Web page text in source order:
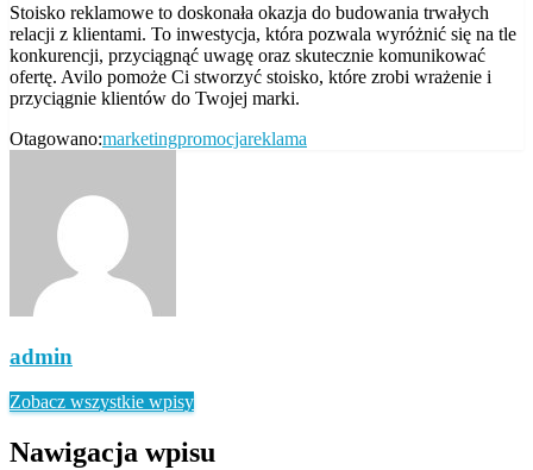
Stoisko reklamowe to doskonała okazja do budowania trwałych
relacji z klientami. To inwestycja, która pozwala wyróżnić się na tle
konkurencji, przyciągnąć uwagę oraz skutecznie komunikować
ofertę. Avilo pomoże Ci stworzyć stoisko, które zrobi wrażenie i
przyciągnie klientów do Twojej marki.
Otagowano:marketingpromocjareklama
admin
Zobacz wszystkie wpisy
Nawigacja wpisu